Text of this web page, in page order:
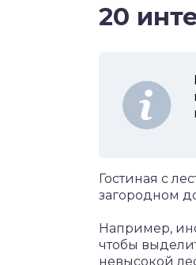
20
Гостиная с
загородном
Например,
чтобы
невысокой